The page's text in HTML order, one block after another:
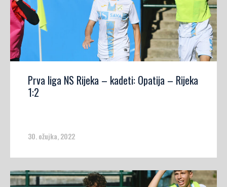
Prva liga NS Rijeka – kadeti: Opatija – Rijeka
1:2
30. ožujka, 2022